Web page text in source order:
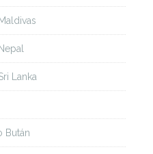
Lanka
Bután